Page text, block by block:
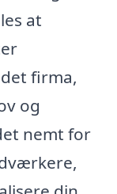
at
firma,
og
nemt for